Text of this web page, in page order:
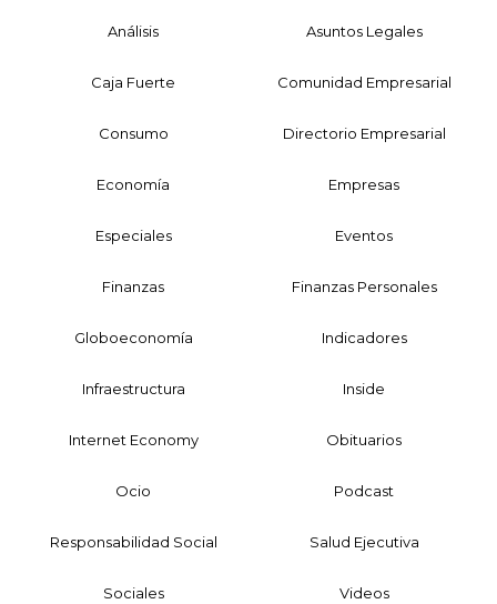
Análisis Asuntos Legales
Caja Fuerte Comunidad Empresarial
Consumo Directorio Empresarial
Economía Empresas
Especiales Eventos
Finanzas Finanzas Personales
Globoeconomía Indicadores
Infraestructura Inside
Internet Economy Obituarios
Ocio Podcast
Responsabilidad Social Salud Ejecutiva
Sociales Videos